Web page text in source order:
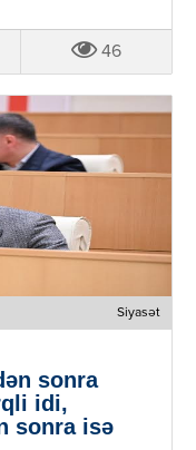
46
Siyasət
sonra
idi,
sonra isə